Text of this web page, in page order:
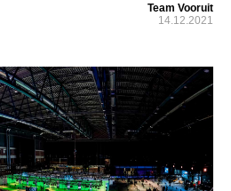
Team Vooruit
14.12.2021